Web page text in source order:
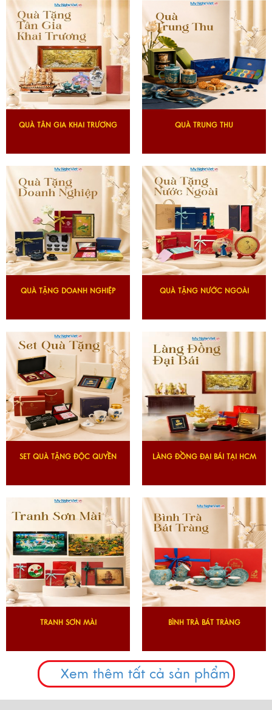
QUÀ TÂN GIA KHAI TRƯƠNG QUÀ TRUNG THU
QUÀ TẶNG DOANH NGHIỆP QUÀ TẶNG NƯỚC NGOÀI
SET QUÀ TẶNG ĐỘC QUYỀN LÀNG ĐỒNG ĐẠI BÁI TẠI HCM
TRANH SƠN MÀI BÌNH TRÀ BÁT TRÀNG
Xem thêm tất cả sản phẩm